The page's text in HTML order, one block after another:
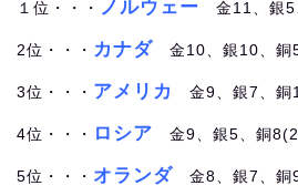
１位・・・ ノルウェー 金11、銀5
2位・・・ カナダ 金10、銀10、銅
3位・・・ アメリカ 金9、銀7、銅
4位・・・ ロシア 金9、銀5、銅
5位・・・ オランダ 金8、銀7、銅